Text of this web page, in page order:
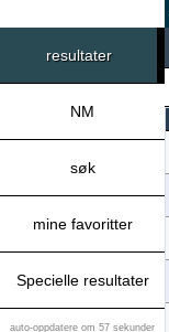
resultater
NM
søk
mine favoritter
Specielle resultater
auto-oppdatere om 57 sekunder